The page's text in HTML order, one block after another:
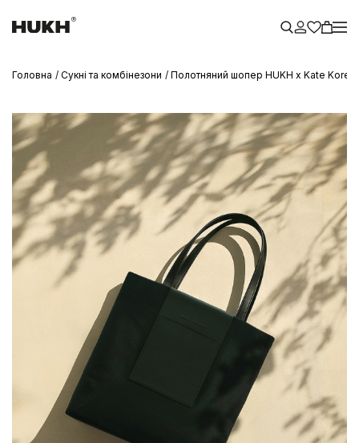
Головна Сукні та комбінезони Полотняний шопер HUKH x Kate Kore